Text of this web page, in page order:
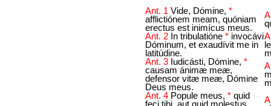
Ant. 1 Vide, Dómine, *
afflictiónem meam, quóniam
erectus est inimícus meus.
Ant. 2 In tribulatióne * invocávi
Dóminum, et exaudívit me in
latitúdine.
Ant. 3 Iudicásti, Dómine, *
causam ánimæ meæ,
defensor vitæ meæ, Dómine
Deus meus.
Ant. 4 Popule meus, * quid
feci tibi, aut quid molestus